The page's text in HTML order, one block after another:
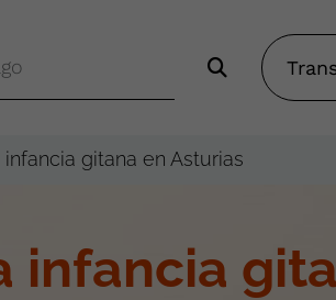
gitana en Asturias
infancia